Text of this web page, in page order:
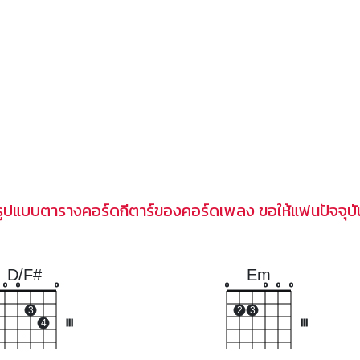
ปแบบตารางคอร์ดกีตาร์ของคอร์ดเพลง ขอให้แฟนปัจจุ
D/F#
o o
3
4
o
Em
o
2 3
o o o